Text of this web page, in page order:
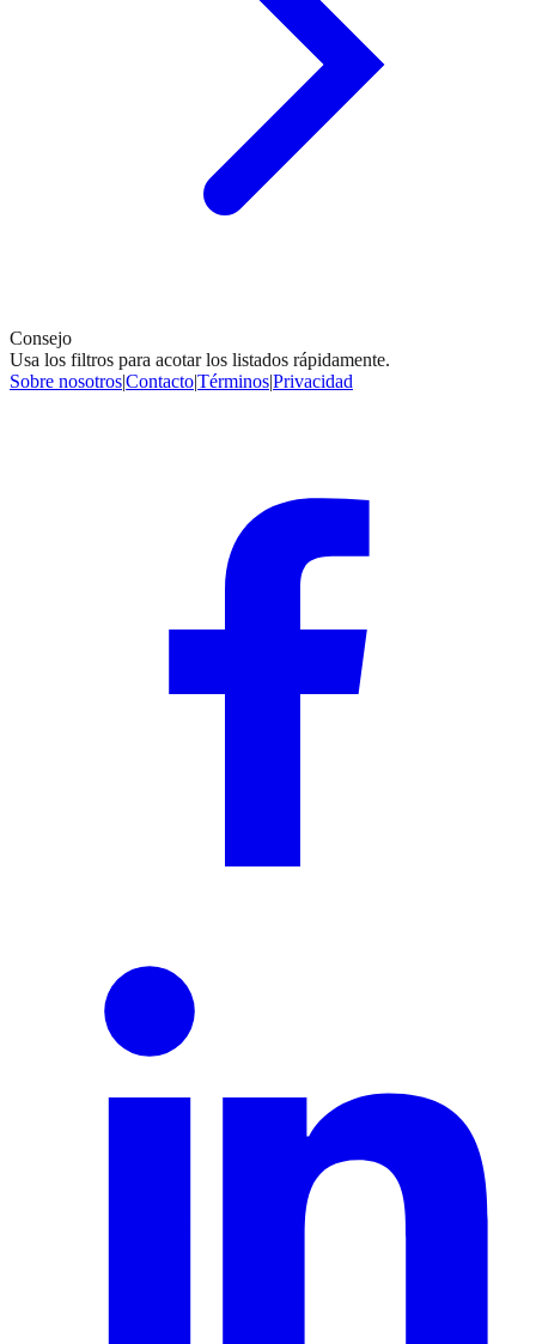
Consejo
Usa los filtros para acotar los listados rápidamente.
Sobre nosotros|Contacto|Términos|Privacidad